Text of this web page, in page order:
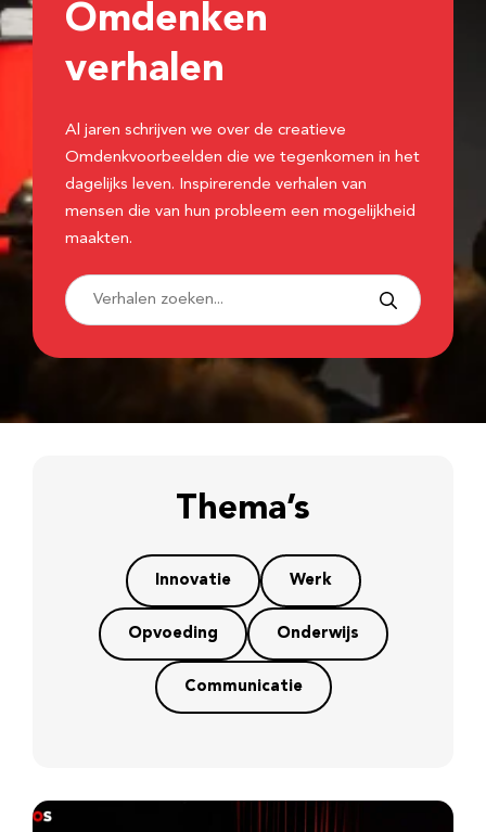
Omdenken
verhalen
Al jaren schrijven we over de creatieve
Omdenkvoorbeelden die we tegenkomen in het
dagelijks leven. Inspirerende verhalen van
mensen die van hun probleem een mogelijkheid
maakten.
Thema’s
Innovatie Werk
Opvoeding Onderwijs
Communicatie